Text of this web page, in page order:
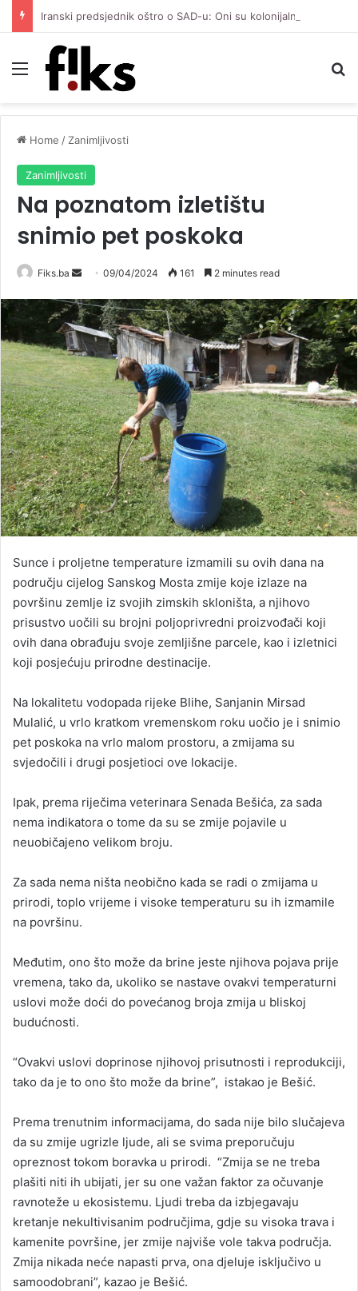
Menu
Home / Zanimljivosti
Zanimljivosti
Na poznatom izletištu
snimio pet poskoka
Fiks.ba
Send
email
09/04/2024 161 2 minutes read
Sunce i proljetne temperature izmamili su ovih dana na
području cijelog Sanskog Mosta zmije koje izlaze na
površinu zemlje iz svojih zimskih skloništa, a njihovo
prisustvo uočili su brojni poljoprivredni proizvođači koji
ovih dana obrađuju svoje zemljišne parcele, kao i izletnici
koji posjećuju prirodne destinacije.
Na lokalitetu vodopada rijeke Blihe, Sanjanin Mirsad
Mulalić, u vrlo kratkom vremenskom roku uočio je i snimio
pet poskoka na vrlo malom prostoru, a zmijama su
svjedočili i drugi posjetioci ove lokacije.
Ipak, prema riječima veterinara Senada Bešića, za sada
nema indikatora o tome da su se zmije pojavile u
neuobičajeno velikom broju.
Za sada nema ništa neobično kada se radi o zmijama u
prirodi, toplo vrijeme i visoke temperaturu su ih izmamile
na površinu.
Međutim, ono što može da brine jeste njihova pojava prije
vremena, tako da, ukoliko se nastave ovakvi temperaturni
uslovi može doći do povećanog broja zmija u bliskoj
budućnosti.
“Ovakvi uslovi doprinose njihovoj prisutnosti i reprodukciji,
tako da je to ono što može da brine”, istakao je Bešić.
Prema trenutnim informacijama, do sada nije bilo slučajeva
da su zmije ugrizle ljude, ali se svima preporučuju
opreznost tokom boravka u prirodi. “Zmija se ne treba
plašiti niti ih ubijati, jer su one važan faktor za očuvanje
ravnoteže u ekosistemu. Ljudi treba da izbjegavaju
kretanje nekultivisanim područjima, gdje su visoka trava i
kamenite površine, jer zmije najviše vole takva područja.
Zmija nikada neće napasti prva, ona djeluje isključivo u
samoodobrani”, kazao je Bešić.